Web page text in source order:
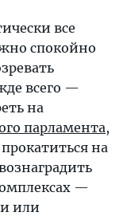
все
спокойно
всего —
на
парламента,
на
—
или